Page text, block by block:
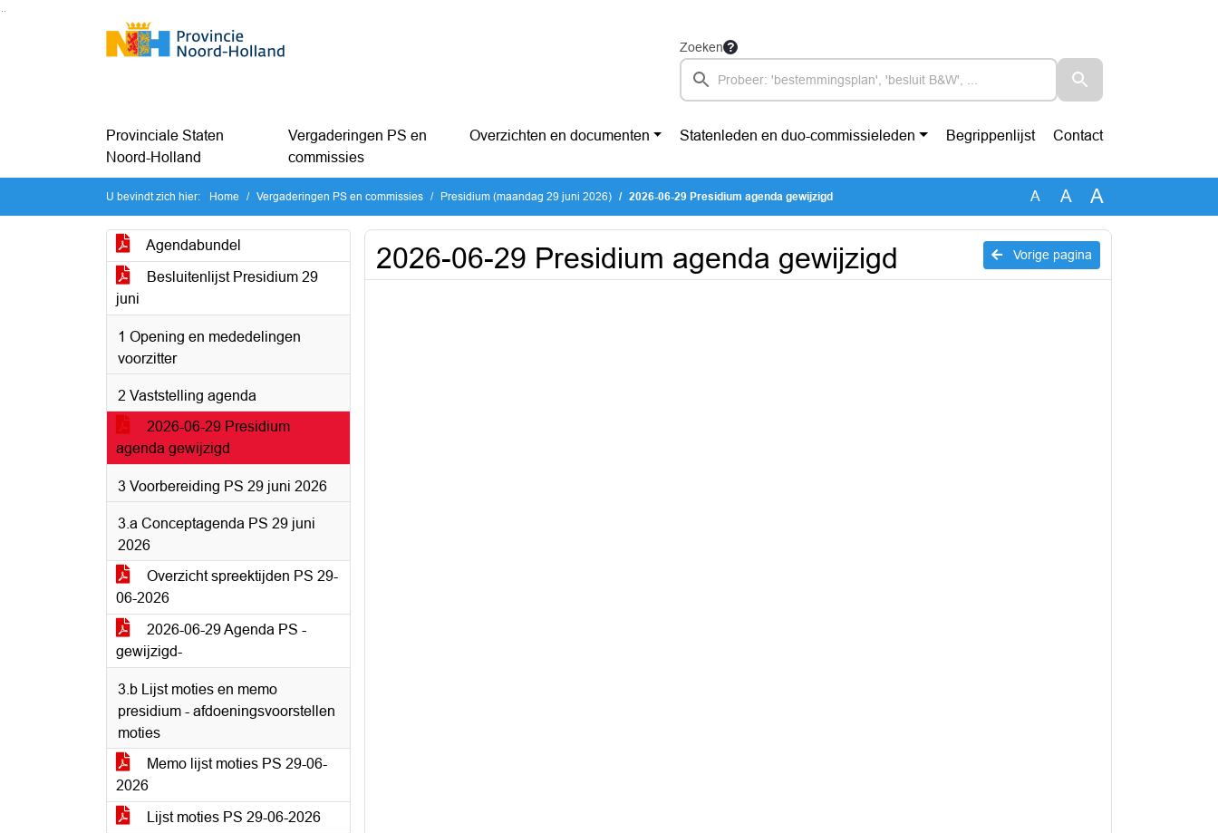
Ga naar de inhoud van deze pagina
Ga naar het zoeken
Zoeken
Provinciale Staten
Noord-Holland
Vergaderingen PS en
commissies
Overzichten en documenten Statenleden en duo-commissieleden Begrippenlijst Contact
U bevindt zich hier: Home Vergaderingen PS en commissies Presidium (maandag 29 juni 2026) 2026-06-29 Presidium agenda gewijzigd A A A
Agendabundel
Besluitenlijst Presidium 29
juni
1 Opening en mededelingen
voorzitter
2 Vaststelling agenda
2026-06-29 Presidium
agenda gewijzigd
3 Voorbereiding PS 29 juni 2026
3.a Conceptagenda PS 29 juni
2026
Overzicht spreektijden PS 29-
06-2026
2026-06-29 Agenda PS -
gewijzigd-
3.b Lijst moties en memo
presidium - afdoeningsvoorstellen
moties
Memo lijst moties PS 29-06-
2026
Lijst moties PS 29-06-2026
Vorige pagina
2026-06-29 Presidium agenda gewijzigd